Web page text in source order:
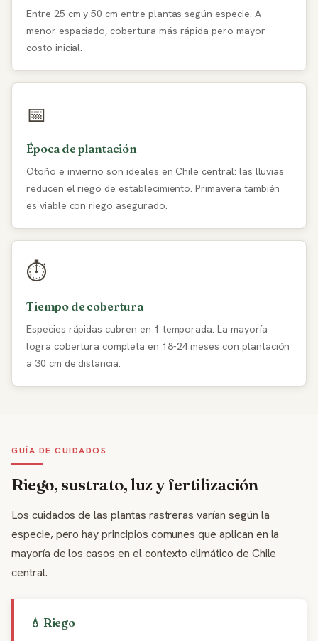
Entre 25 cm y 50 cm entre plantas según especie. A
menor espaciado, cobertura más rápida pero mayor
costo inicial.
📅
Época de plantación
Otoño e invierno son ideales en Chile central: las lluvias
reducen el riego de establecimiento. Primavera también
es viable con riego asegurado.
⏱️
Tiempo de cobertura
Especies rápidas cubren en 1 temporada. La mayoría
logra cobertura completa en 18-24 meses con plantación
a 30 cm de distancia.
GUÍA DE CUIDADOS
Riego, sustrato, luz y fertilización
Los cuidados de las plantas rastreras varían según la
especie, pero hay principios comunes que aplican en la
mayoría de los casos en el contexto climático de Chile
central.
💧 Riego